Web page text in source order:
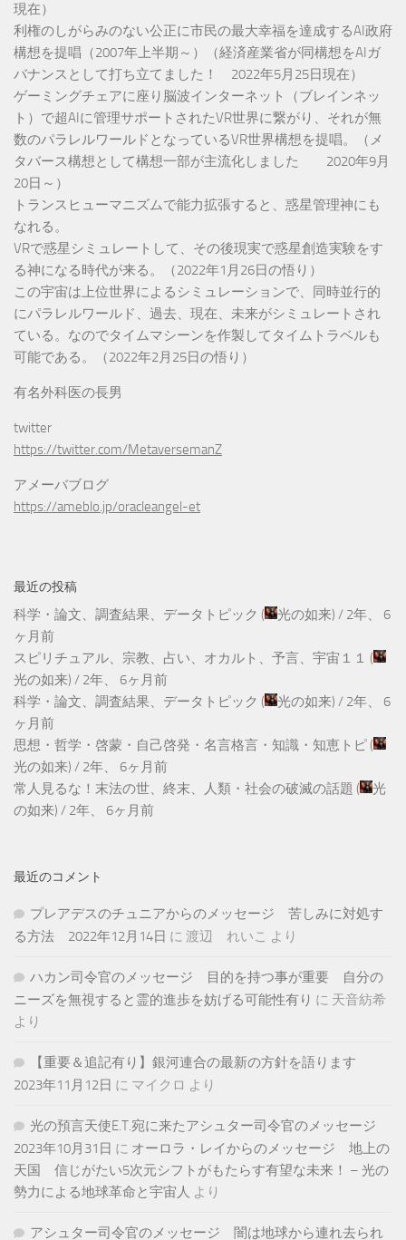
現在）
利権のしがらみのない公正に市民の最大幸福を達成するAI政府
構想を提唱（2007年上半期～）（経済産業省が同構想をAIガ
バナンスとして打ち立てました！ 2022年5月25日現在）
ゲーミングチェアに座り脳波インターネット（ブレインネッ
ト）で超AIに管理サポートされたVR世界に繋がり、それが無
数のパラレルワールドとなっているVR世界構想を提唱。（メ
タバース構想として構想一部が主流化しました 2020年9月
20日～）
トランスヒューマニズムで能力拡張すると、惑星管理神にも
なれる。
VRで惑星シミュレートして、その後現実で惑星創造実験をす
る神になる時代が来る。（2022年1月26日の悟り）
この宇宙は上位世界によるシミュレーションで、同時並行的
にパラレルワールド、過去、現在、未来がシミュレートされ
ている。なのでタイムマシーンを作製してタイムトラベルも
可能である。（2022年2月25日の悟り）
有名外科医の長男
twitter
https://twitter.com/MetaversemanZ
アメーバブログ
https://ameblo.jp/oracleangel-et
最近の投稿
科学・論文、調査結果、データトピック ( 光の如来) / 2年、 6
ヶ月前
スピリチュアル、宗教、占い、オカルト、予言、宇宙１１ (
光の如来) / 2年、 6ヶ月前
科学・論文、調査結果、データトピック ( 光の如来) / 2年、 6
ヶ月前
思想・哲学・啓蒙・自己啓発・名言格言・知識・知恵トピ (
光の如来) / 2年、 6ヶ月前
常人見るな！末法の世、終末、人類・社会の破滅の話題 (
光
の如来) / 2年、 6ヶ月前
最近のコメント
プレアデスのチュニアからのメッセージ 苦しみに対処す
る方法 2022年12月14日 に 渡辺 れいこ より
ハカン司令官のメッセージ 目的を持つ事が重要 自分の
ニーズを無視すると霊的進歩を妨げる可能性有り に 天音紡希
より
【重要＆追記有り】銀河連合の最新の方針を語ります
2023年11月12日 に マイクロ より
光の預言天使E.T.宛に来たアシュター司令官のメッセージ
2023年10月31日 に オーロラ・レイからのメッセージ 地上の
天国 信じがたい5次元シフトがもたらす有望な未来！ – 光の
勢力による地球革命と宇宙人 より
アシュター司令官のメッセージ 闇は地球から連れ去られ